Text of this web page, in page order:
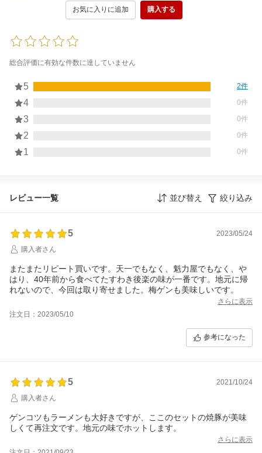
お気に入りに追加 購入する
総合評価に有効な件数に達していません
5 2件
4 0件
3 0件
2 0件
1 0件
レビュー一覧 並び替え 絞り込み
5
2023/05/24
購入者さん
またまたリピート買いです。天一でもなく、魁力屋でもなく、や
はり、40年前から食べてたすわき後楽の味が一番です。地元に帰
れないので、今回は取り寄せました。梅ゲンも美味しいです。
さらに表示
注文日：2023/05/10
参考になった
5
2021/10/24
購入者さん
ゲンコツもラーメンも大好きですが、ここのセットの焼豚が美味
しくて再注文です。地元の味でホットします。
さらに表示